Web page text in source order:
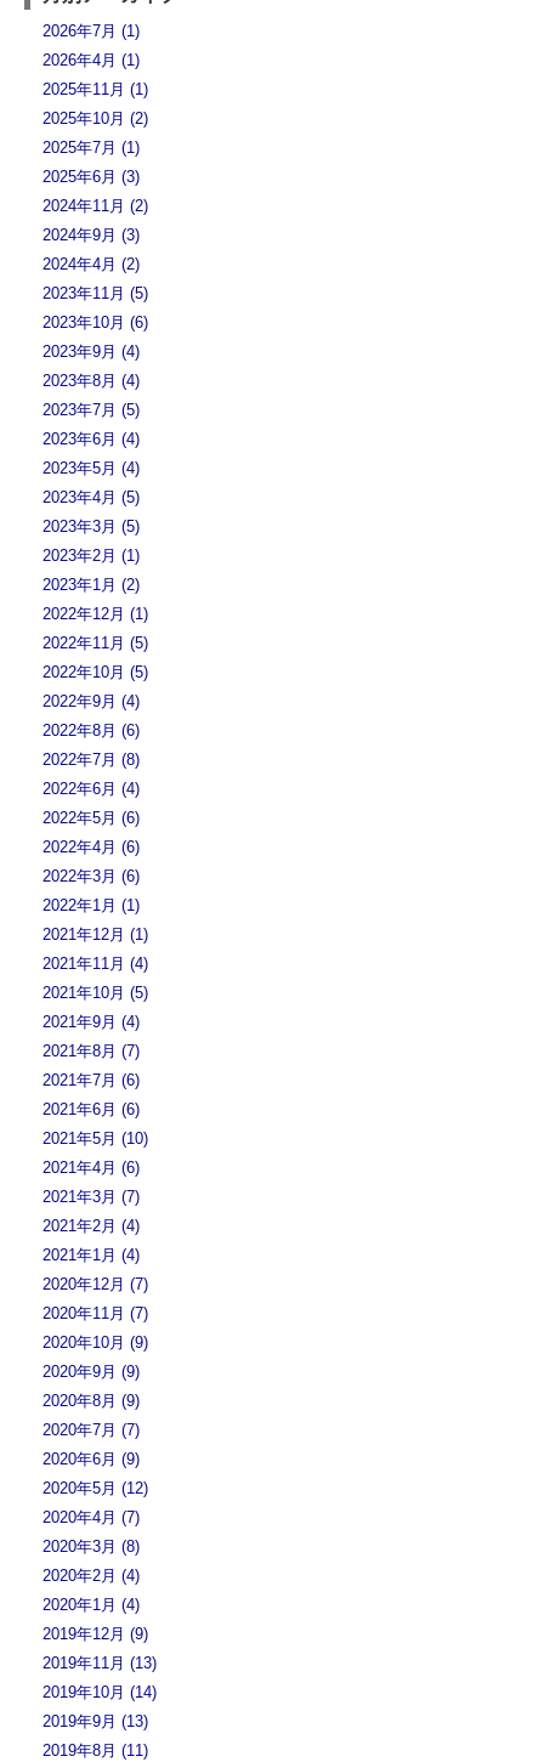
2026年7月 (1)
2026年4月 (1)
2025年11月 (1)
2025年10月 (2)
2025年7月 (1)
2025年6月 (3)
2024年11月 (2)
2024年9月 (3)
2024年4月 (2)
2023年11月 (5)
2023年10月 (6)
2023年9月 (4)
2023年8月 (4)
2023年7月 (5)
2023年6月 (4)
2023年5月 (4)
2023年4月 (5)
2023年3月 (5)
2023年2月 (1)
2023年1月 (2)
2022年12月 (1)
2022年11月 (5)
2022年10月 (5)
2022年9月 (4)
2022年8月 (6)
2022年7月 (8)
2022年6月 (4)
2022年5月 (6)
2022年4月 (6)
2022年3月 (6)
2022年1月 (1)
2021年12月 (1)
2021年11月 (4)
2021年10月 (5)
2021年9月 (4)
2021年8月 (7)
2021年7月 (6)
2021年6月 (6)
2021年5月 (10)
2021年4月 (6)
2021年3月 (7)
2021年2月 (4)
2021年1月 (4)
2020年12月 (7)
2020年11月 (7)
2020年10月 (9)
2020年9月 (9)
2020年8月 (9)
2020年7月 (7)
2020年6月 (9)
2020年5月 (12)
2020年4月 (7)
2020年3月 (8)
2020年2月 (4)
2020年1月 (4)
2019年12月 (9)
2019年11月 (13)
2019年10月 (14)
2019年9月 (13)
2019年8月 (11)